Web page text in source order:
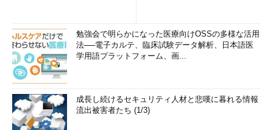
勉強会で明らかになった医療向けOSSの多様な活用
法──電子カルテ、臨床試験データ解析、日本語医
学用語プラットフォーム、画...
成長し続けるセキュリティ人材と悲嘆に暮れる情報
流出被害者たち (1/3)